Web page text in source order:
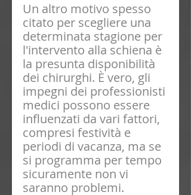
Un altro motivo spesso
citato per scegliere una
determinata stagione per
l'intervento alla schiena è
la presunta disponibilità
dei chirurghi. È vero, gli
impegni dei professionisti
medici possono essere
influenzati da vari fattori,
compresi festività e
periodi di vacanza, ma se
si programma per tempo
sicuramente non vi
saranno problemi.